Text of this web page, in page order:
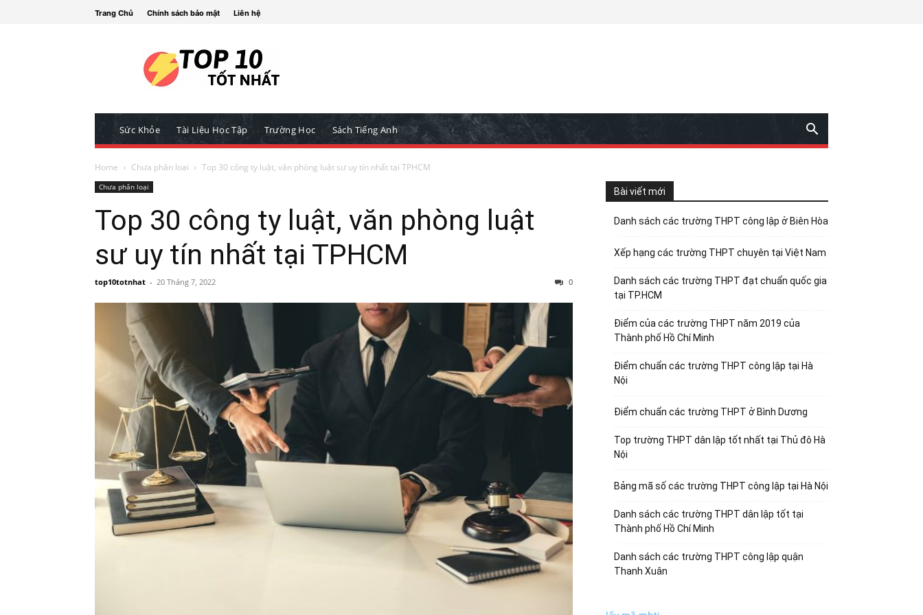
Trang Chủ Chính sách bảo mật Liên hệ
Sức Khỏe Tài Liệu Học Tập Trường Học Sách Tiếng Anh
Home Chưa phân loại Top 30 công ty luật, văn phòng luật sư uy tín nhất tại TPHCM
Chưa phân loại
Top 30 công ty luật, văn phòng luật
sư uy tín nhất tại TPHCM
top10totnhat - 20 Tháng 7, 2022 0
Bài viết mới
Danh sách các trường THPT công lập ở Biên Hòa
Xếp hạng các trường THPT chuyên tại Việt Nam
Danh sách các trường THPT đạt chuẩn quốc gia
tại TP.HCM
Điểm của các trường THPT năm 2019 của
Thành phố Hồ Chí Minh
Điểm chuẩn các trường THPT công lập tại Hà
Nội
Điểm chuẩn các trường THPT ở Bình Dương
Top trường THPT dân lập tốt nhất tại Thủ đô Hà
Nội
Bảng mã số các trường THPT công lập tại Hà Nội
Danh sách các trường THPT dân lập tốt tại
Thành phố Hồ Chí Minh
Danh sách các trường THPT công lập quận
Thanh Xuân